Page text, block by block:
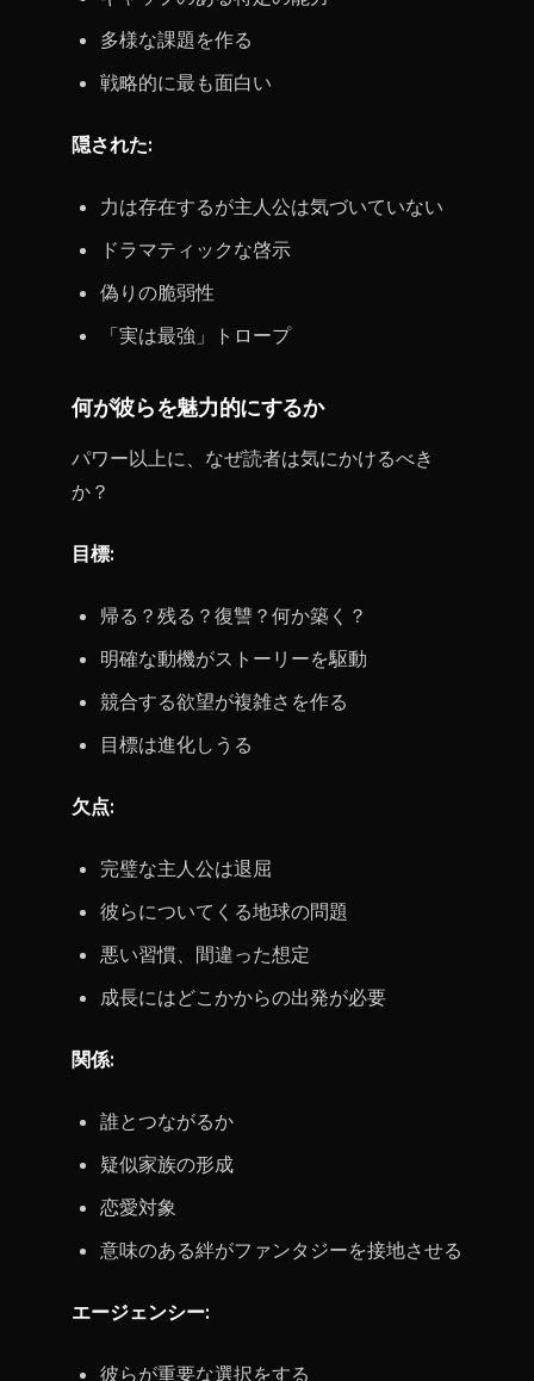
多様な課題を作る
戦略的に最も面白い
隠された:
力は存在するが主人公は気づいていない
ドラマティックな啓示
偽りの脆弱性
「実は最強」トロープ
何が彼らを魅力的にするか
パワー以上に、なぜ読者は気にかけるべき
か？
目標:
帰る？残る？復讐？何か築く？
明確な動機がストーリーを駆動
競合する欲望が複雑さを作る
目標は進化しうる
欠点:
完璧な主人公は退屈
彼らについてくる地球の問題
悪い習慣、間違った想定
成長にはどこかからの出発が必要
関係:
誰とつながるか
疑似家族の形成
恋愛対象
意味のある絆がファンタジーを接地させる
エージェンシー:
彼らが重要な選択をする